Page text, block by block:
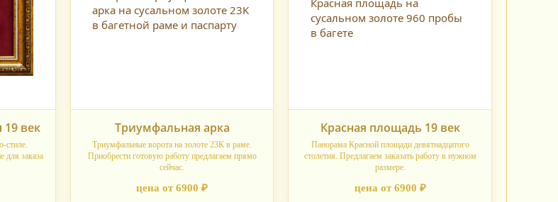
19 век
стиле.
для заказа
Триумфальная арка
Триумфальные ворота на золоте 23К в раме.
Приобрести готовую работу предлагаем прямо
сейчас.
цена от 6900 ₽
Красная площадь 19 век
Панорама Красной площади девятнадцатого
столетия. Предлагаем заказать работу в нужном
размере.
цена от 6900 ₽